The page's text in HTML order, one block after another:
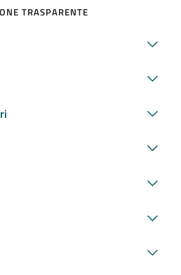
TRASPARENTE